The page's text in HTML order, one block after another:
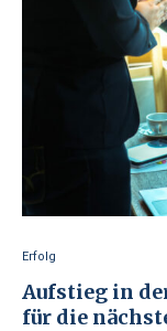
Erfolg
Aufstieg in
für die